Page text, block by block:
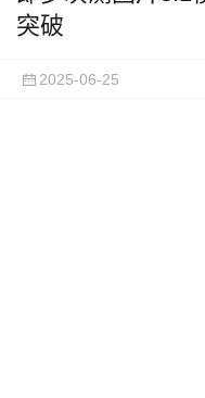
突破
2025-06-25